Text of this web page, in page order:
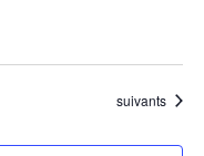
Évènements
suivants